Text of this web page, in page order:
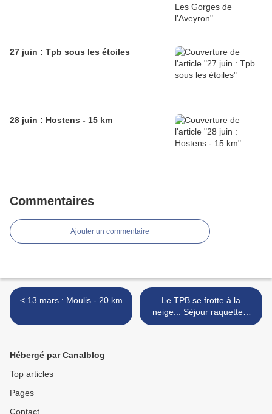
27 juin : Tpb sous les étoiles
28 juin : Hostens - 15 km
Commentaires
Ajouter un commentaire
< 13 mars : Moulis - 20 km
Le TPB se frotte à la
neige... Séjour raquettes.
Cauterets 9-13 mars 2022
Hébergé par Canalblog
Top articles
Pages
Contact